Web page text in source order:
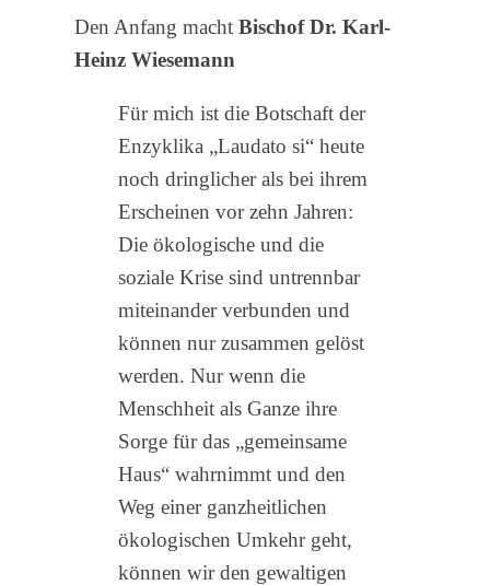
Den Anfang macht Bischof Dr. Karl-
Heinz Wiesemann
Für mich ist die Botschaft der
Enzyklika „Laudato si“ heute
noch dringlicher als bei ihrem
Erscheinen vor zehn Jahren:
Die ökologische und die
soziale Krise sind untrennbar
miteinander verbunden und
können nur zusammen gelöst
werden. Nur wenn die
Menschheit als Ganze ihre
Sorge für das „gemeinsame
Haus“ wahrnimmt und den
Weg einer ganzheitlichen
ökologischen Umkehr geht,
können wir den gewaltigen